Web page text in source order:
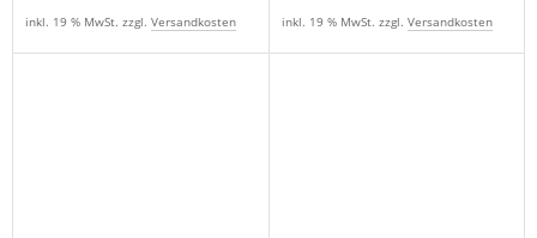
inkl. 19 % MwSt. zzgl. Versandkosten inkl. 19 % MwSt. zzgl. Versandkosten